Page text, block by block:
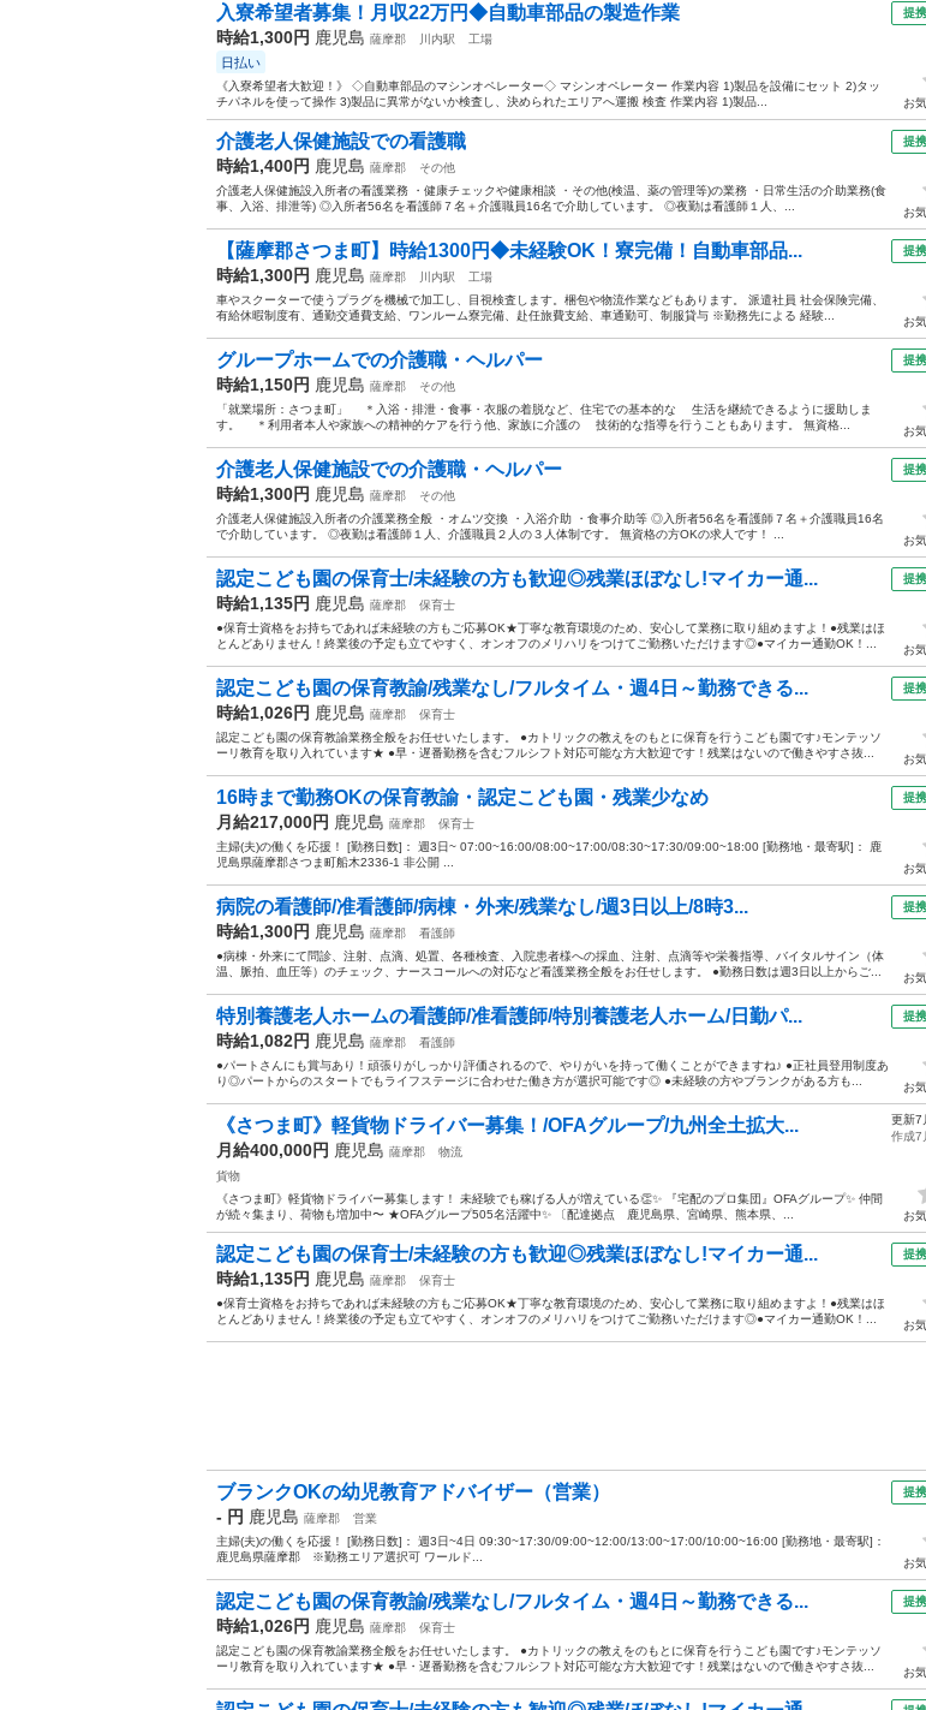
入寮希望者募集！月収22万円◆自動車部品の製造作業
時給1,300円 鹿児島 薩摩郡 川内駅 工場
日払い
《入寮希望者大歓迎！》 ◇自動車部品のマシンオペレーター◇ マシンオペレーター 作業内容 1)製品を設備にセット 2)タッ
チパネルを使って操作 3)製品に異常がないか検査し、決められたエリアへ運搬 検査 作業内容 1)製品...
提
お
介護老人保健施設での看護職
時給1,400円 鹿児島 薩摩郡
その他
介護老人保健施設入所者の看護業務 ・健康チェックや健康相談 ・その他(検温、薬の管理等)の業務 ・日常生活の介助業務(食
事、入浴、排泄等) ◎入所者56名を看護師７名＋介護職員16名で介助しています。 ◎夜勤は看護師１人、...
提
お
【薩摩郡さつま町】時給1300円◆未経験OK！寮完備！自動車部品...
時給1,300円 鹿児島 薩摩郡 川内駅
工場
車やスクーターで使うプラグを機械で加工し、目視検査します。梱包や物流作業などもあります。 派遣社員 社会保険完備、
有給休暇制度有、通勤交通費支給、ワンルーム寮完備、赴任旅費支給、車通勤可、制服貸与 ※勤務先による 経験...
提
お
グループホームでの介護職・ヘルパー
時給1,150円 鹿児島 薩摩郡
その他
「就業場所：さつま町」 ＊入浴・排泄・食事・衣服の着脱など、住宅での基本的な 生活を継続できるように援助しま
す。 ＊利用者本人や家族への精神的ケアを行う他、家族に介護の 技術的な指導を行うこともあります。 無資格...
提
お
介護老人保健施設での介護職・ヘルパー
時給1,300円 鹿児島 薩摩郡
その他
介護老人保健施設入所者の介護業務全般 ・オムツ交換 ・入浴介助 ・食事介助等 ◎入所者56名を看護師７名＋介護職員16名
で介助しています。 ◎夜勤は看護師１人、介護職員２人の３人体制です。 無資格の方OKの求人です！ ...
提
お
認定こども園の保育士/未経験の方も歓迎◎残業ほぼなし!マイカー通...
時給1,135円 鹿児島 薩摩郡
保育士
●保育士資格をお持ちであれば未経験の方もご応募OK★丁寧な教育環境のため、安心して業務に取り組めますよ！●残業はほ
とんどありません！終業後の予定も立てやすく、オンオフのメリハリをつけてご勤務いただけます◎●マイカー通勤OK！...
提
お
認定こども園の保育教諭/残業なし/フルタイム・週4日～勤務できる...
時給1,026円 鹿児島 薩摩郡
保育士
認定こども園の保育教諭業務全般をお任せいたします。 ●カトリックの教えをのもとに保育を行うこども園です♪モンテッソ
ーリ教育を取り入れています★ ●早・遅番勤務を含むフルシフト対応可能な方大歓迎です！残業はないので働きやすさ抜...
提
お
16時まで勤務OKの保育教諭・認定こども園・残業少なめ
月給217,000円 鹿児島 薩摩郡
保育士
主婦(夫)の働くを応援！ [勤務日数]： 週3日~ 07:00~16:00/08:00~17:00/08:30~17:30/09:00~18:00 [勤務地・最寄駅]： 鹿
児島県薩摩郡さつま町船木2336-1 非公開 ...
提
お
病院の看護師/准看護師/病棟・外来/残業なし/週3日以上/8時3...
時給1,300円 鹿児島 薩摩郡
看護師
●病棟・外来にて問診、注射、点滴、処置、各種検査、入院患者様への採血、注射、点滴等や栄養指導、バイタルサイン（体
温、脈拍、血圧等）のチェック、ナースコールへの対応など看護業務全般をお任せします。 ●勤務日数は週3日以上からご...
提
お
特別養護老人ホームの看護師/准看護師/特別養護老人ホーム/日勤パ...
時給1,082円 鹿児島 薩摩郡
看護師
●パートさんにも賞与あり！頑張りがしっかり評価されるので、やりがいを持って働くことができますね♪ ●正社員登用制度あ
り◎パートからのスタートでもライフステージに合わせた働き方が選択可能です◎ ●未経験の方やブランクがある方も...
提
お
《さつま町》軽貨物ドライバー募集！/OFAグループ/九州全土拡大...
月給400,000円 鹿児島 薩摩郡
物流
貨物
《さつま町》軽貨物ドライバー募集します！ 未経験でも稼げる人が増えている👏✨ 『宅配のプロ集団』OFAグループ✨ 仲間
が続々集まり、荷物も増加中〜 ★OFAグループ505名活躍中✨ 〔配達拠点 鹿児島県、宮崎県、熊本県、...
更新7
作成7
お
認定こども園の保育士/未経験の方も歓迎◎残業ほぼなし!マイカー通...
時給1,135円 鹿児島 薩摩郡
保育士
●保育士資格をお持ちであれば未経験の方もご応募OK★丁寧な教育環境のため、安心して業務に取り組めますよ！●残業はほ
とんどありません！終業後の予定も立てやすく、オンオフのメリハリをつけてご勤務いただけます◎●マイカー通勤OK！...
提
お
ブランクOKの幼児教育アドバイザー（営業）
- 円 鹿児島 薩摩郡
営業
主婦(夫)の働くを応援！ [勤務日数]： 週3日~4日 09:30~17:30/09:00~12:00/13:00~17:00/10:00~16:00 [勤務地・最寄駅]：
鹿児島県薩摩郡 ※勤務エリア選択可 ワールド...
提
お
認定こども園の保育教諭/残業なし/フルタイム・週4日～勤務できる...
時給1,026円 鹿児島 薩摩郡
保育士
認定こども園の保育教諭業務全般をお任せいたします。 ●カトリックの教えをのもとに保育を行うこども園です♪モンテッソ
ーリ教育を取り入れています★ ●早・遅番勤務を含むフルシフト対応可能な方大歓迎です！残業はないので働きやすさ抜...
提
お